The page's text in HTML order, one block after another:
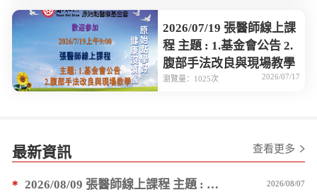
2026/07/19 張醫師線上課
程 主題 : 1.基金會公告 2.
腹部手法改良與現場教學
瀏覽量：1025次 2026/07/17
最新資訊 查看更多
* 2026/08/09 張醫師線上課程 主題 : 褥瘡案例後續追蹤 及按推方法 2026/08/07